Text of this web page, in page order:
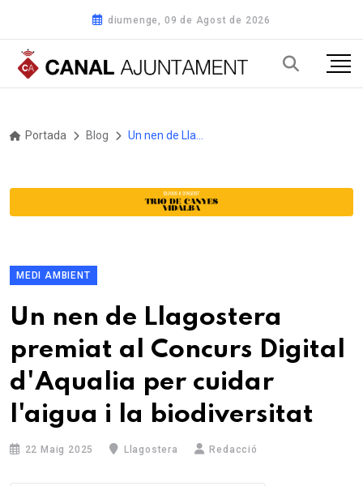
diumenge, 09 de Agost de 2026
Portada Blog
MEDI AMBIENT
Un nen de Llagostera
premiat al Concurs Digital
d'Aqualia per cuidar
l'aigua i la biodiversitat
22 Maig 2025 Llagostera Redacció